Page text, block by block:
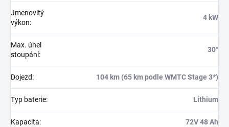
Jmenovitý
výkon:
4 kW
Max. úhel
stoupání:
30°
Dojezd: 104 km (65 km podle WMTC Stage 3*)
Typ baterie: Lithium
Kapacita: 72V 48 Ah